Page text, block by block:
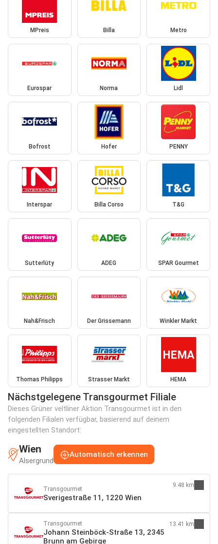
MPreis Billa Metro
Eurospar Norma Lidl
Bofrost Hofer PENNY
Interspar Billa Corso T&G
Sutterlüty ADEG SPAR Gourmet
Nah&Frisch Der Grissemann Winkler Markt
Thomas Philipps Strasser Markt HEMA
Nächstgelegene Transgourmet Filiale
Dieses Grüner veltliner Aktion Transgourmet ist in den
folgenden Filialen verfügbar, basierend auf deinem
eingestellten Standort:
Wien
Alsergrund
Automatisch erkennen
Transgourmet
Sverigestraße 11, 1220 Wien
9.48 km
Transgourmet
Johann Steinböck-Straße 13, 2345
Brunn am Gebirge
13.41 km